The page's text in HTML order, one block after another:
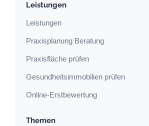
Leistungen
Leistungen
Praxisplanung Beratung
Praxisfläche prüfen
Gesundheitsimmobilien prüfen
Online-Erstbewertung
Themen